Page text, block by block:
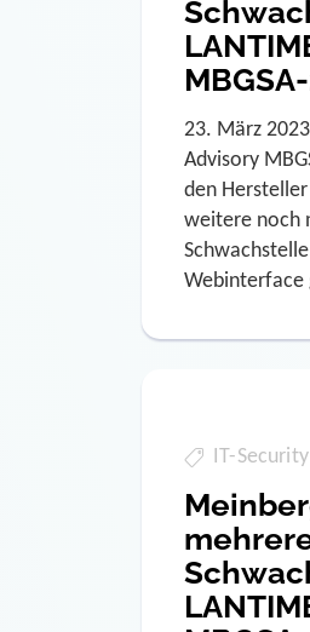
23. März
Advisory
den
weitere noch
Webinterface
IT-Security